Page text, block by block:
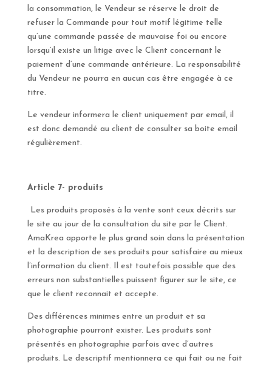
la consommation, le Vendeur se réserve le droit de
refuser la Commande pour tout motif légitime telle
qu’une commande passée de mauvaise foi ou encore
lorsqu’il existe un litige avec le Client concernant le
paiement d’une commande antérieure. La responsabilité
du Vendeur ne pourra en aucun cas être engagée à ce
titre.
Le vendeur informera le client uniquement par email, il
est donc demandé au client de consulter sa boite email
régulièrement.
Article 7- produits
Les produits proposés à la vente sont ceux décrits sur
le site au jour de la consultation du site par le Client.
AmaKrea apporte le plus grand soin dans la présentation
et la description de ses produits pour satisfaire au mieux
l’information du client. Il est toutefois possible que des
erreurs non substantielles puissent figurer sur le site, ce
que le client reconnait et accepte.
Des différences minimes entre un produit et sa
photographie pourront exister. Les produits sont
présentés en photographie parfois avec d’autres
produits. Le descriptif mentionnera ce qui fait ou ne fait